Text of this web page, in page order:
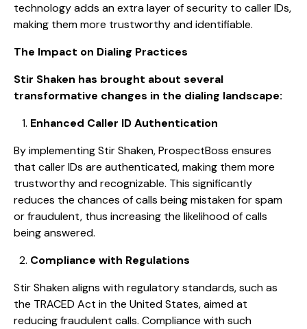
technology adds an extra layer of security to caller IDs,
making them more trustworthy and identifiable.
The Impact on Dialing Practices
Stir Shaken has brought about several
transformative changes in the dialing landscape:
Enhanced Caller ID Authentication
By implementing Stir Shaken, ProspectBoss ensures
that caller IDs are authenticated, making them more
trustworthy and recognizable. This significantly
reduces the chances of calls being mistaken for spam
or fraudulent, thus increasing the likelihood of calls
being answered.
Compliance with Regulations
Stir Shaken aligns with regulatory standards, such as
the TRACED Act in the United States, aimed at
reducing fraudulent calls. Compliance with such